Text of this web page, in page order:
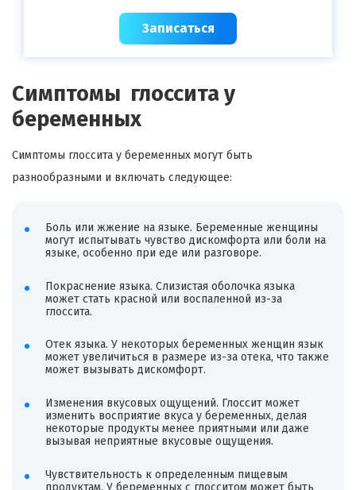
Записаться
Симптомы глоссита у
беременных
Симптомы глоссита у беременных могут быть
разнообразными и включать следующее:
Боль или жжение на языке. Беременные женщины
могут испытывать чувство дискомфорта или боли на
языке, особенно при еде или разговоре.
Покраснение языка. Слизистая оболочка языка
может стать красной или воспаленной из-за
глоссита.
Отек языка. У некоторых беременных женщин язык
может увеличиться в размере из-за отека, что также
может вызывать дискомфорт.
Изменения вкусовых ощущений. Глоссит может
изменить восприятие вкуса у беременных, делая
некоторые продукты менее приятными или даже
вызывая неприятные вкусовые ощущения.
Чувствительность к определенным пищевым
продуктам. У беременных с глосситом может быть